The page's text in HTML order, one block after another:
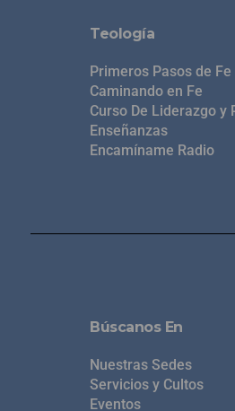
Teología
Primeros Pasos de Fe
Caminando en Fe
Curso De Liderazgo y
Enseñanzas
Encamíname Radio
Búscanos En
Nuestras Sedes
Servicios y Cultos
Eventos